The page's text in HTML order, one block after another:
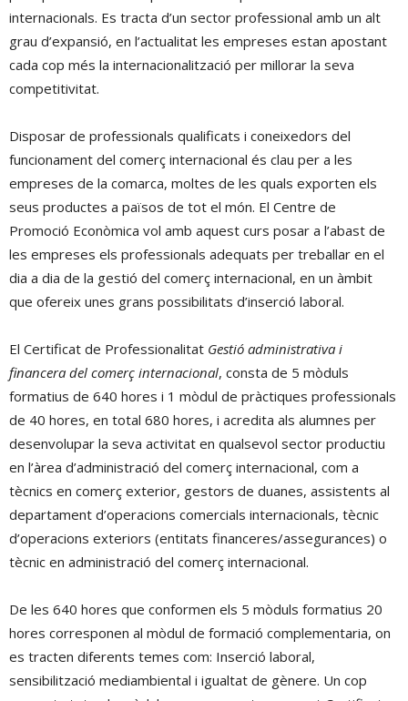
internacionals. Es tracta d’un sector professional amb un alt
grau d’expansió, en l’actualitat les empreses estan apostant
cada cop més la internacionalització per millorar la seva
competitivitat.
Disposar de professionals qualificats i coneixedors del
funcionament del comerç internacional és clau per a les
empreses de la comarca, moltes de les quals exporten els
seus productes a països de tot el món. El Centre de
Promoció Econòmica vol amb aquest curs posar a l’abast de
les empreses els professionals adequats per treballar en el
dia a dia de la gestió del comerç internacional, en un àmbit
que ofereix unes grans possibilitats d’inserció laboral.
El Certificat de Professionalitat Gestió administrativa i
financera del comerç internacional, consta de 5 mòduls
formatius de 640 hores i 1 mòdul de pràctiques professionals
de 40 hores, en total 680 hores, i acredita als alumnes per
desenvolupar la seva activitat en qualsevol sector productiu
en l’àrea d’administració del comerç internacional, com a
tècnics en comerç exterior, gestors de duanes, assistents al
departament d’operacions comercials internacionals, tècnic
d’operacions exteriors (entitats financeres/assegurances) o
tècnic en administració del comerç internacional.
De les 640 hores que conformen els 5 mòduls formatius 20
hores corresponen al mòdul de formació complementaria, on
es tracten diferents temes com: Inserció laboral,
sensibilització mediambiental i igualtat de gènere. Un cop